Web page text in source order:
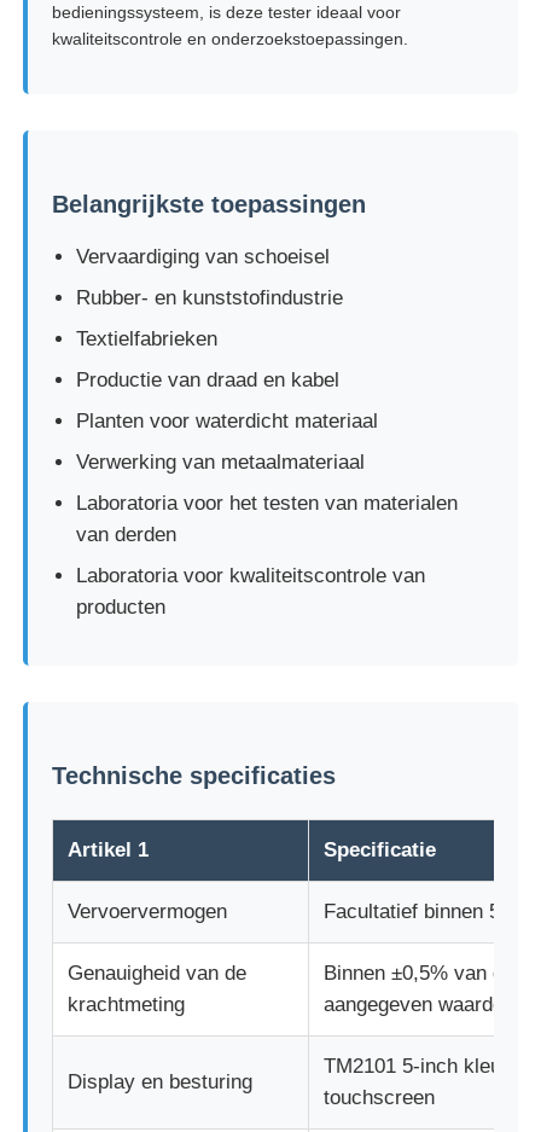
Over ons
Kwaliteitscontrole
Contacteer ons
Vraag een offerte aan
Laboratorium het Testen Materiaal
Milieutestkamer
Universele testmachine
Apparatuur voor het testen van schoenen
Gebouwmaterialen-testapparatuur
Verpakkingstestapparatuur
bedieningssysteem, is deze tester ideaal voor
kwaliteitscontrole en onderzoekstoepassingen.
Belangrijkste toepassingen
Vervaardiging van schoeisel
Rubber- en kunststofindustrie
Textielfabrieken
Productie van draad en kabel
Planten voor waterdicht materiaal
Verwerking van metaalmateriaal
Laboratoria voor het testen van materialen
van derden
Laboratoria voor kwaliteitscontrole van
producten
Technische specificaties
Artikel 1 Specificatie
Vervoervermogen Facultatief binnen 500
Genauigheid van de
krachtmeting
Binnen ±0,5% van de
aangegeven waarde
Display en besturing
TM2101 5-inch kleuren
touchscreen